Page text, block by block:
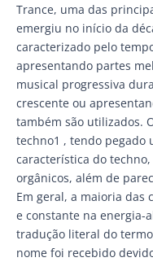
Trance, uma das
emergiu no início da
caracterizado pelo
apresentando partes
musical progressiva
crescente ou
também são utilizados.
techno1 , tendo pegado
característica do
orgânicos, além de
Em geral, a maioria das
e constante na energia-
tradução literal do
nome foi recebido